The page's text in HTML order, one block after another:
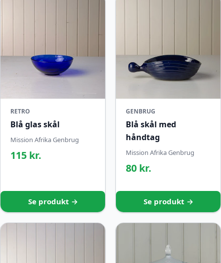
RETRO
Blå glas skål
Mission Afrika Genbrug
115 kr.
Se produkt →
GENBRUG
Blå skål med
håndtag
Mission Afrika Genbrug
80 kr.
Se produkt →